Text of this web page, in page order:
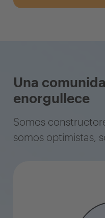
Una
enorgullece
Somos
somos optimistas,